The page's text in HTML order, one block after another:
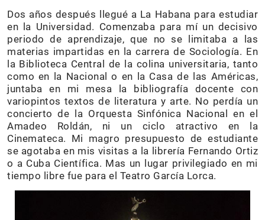
Dos años después llegué a La Habana para estudiar
en la Universidad. Comenzaba para mí un decisivo
periodo de aprendizaje, que no se limitaba a las
materias impartidas en la carrera de Sociología. En
la Biblioteca Central de la colina universitaria, tanto
como en la Nacional o en la Casa de las Américas,
juntaba en mi mesa la bibliografía docente con
variopintos textos de literatura y arte. No perdía un
concierto de la Orquesta Sinfónica Nacional en el
Amadeo Roldán, ni un ciclo atractivo en la
Cinemateca. Mi magro presupuesto de estudiante
se agotaba en mis visitas a la librería Fernando Ortiz
o a Cuba Científica. Mas un lugar privilegiado en mi
tiempo libre fue para el Teatro García Lorca.